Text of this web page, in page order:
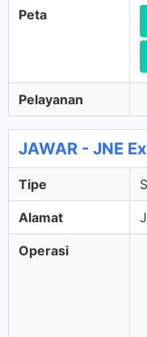
Peta
Pelayanan
JAWAR - JNE
Tipe
Alamat
Operasi